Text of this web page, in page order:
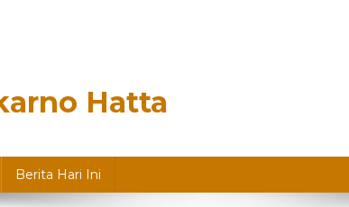
Hatta
Berita Hari Ini